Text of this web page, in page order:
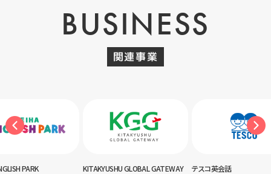
BUSINESS
関連事業
PARK KITAKYUSHU GLOBAL GATEWAY テスコ英会話